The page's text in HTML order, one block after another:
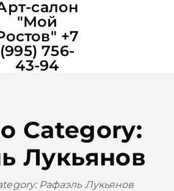
салон
"Мой
+7
(995) 756-
43-94
Category:
Лукьянов
Рафаэль Лукьянов